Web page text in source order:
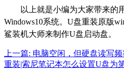
以上就是小编为大家带来的
Windows10系统。U盘重装原版
鲨装机大师来制作U盘启动盘。
上一篇: 电脑空闲，但硬盘读写
重装|索尼笔记本怎么设置U盘为